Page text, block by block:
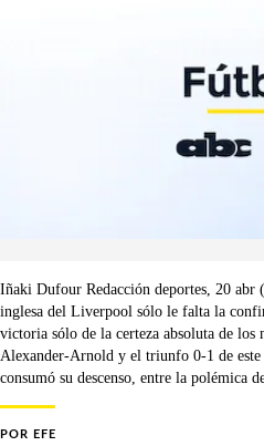
Iñaki Dufour Redacción deportes, 20
inglesa del Liverpool sólo le falta la
victoria sólo de la certeza absoluta de los
Alexander-Arnold y el triunfo 0-1 de
consumó su descenso, entre la polémica
POR EFE